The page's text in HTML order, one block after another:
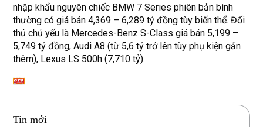
nhập khẩu nguyên chiếc BMW 7 Series phiên bản bình
thường có giá bán 4,369 – 6,289 tỷ đồng tùy biến thể. Đối
thủ chủ yếu là Mercedes-Benz S-Class giá bán 5,199 –
5,749 tỷ đồng, Audi A8 (từ 5,6 tỷ trở lên tùy phụ kiện gắn
thêm), Lexus LS 500h (7,710 tỷ).
Tin mới